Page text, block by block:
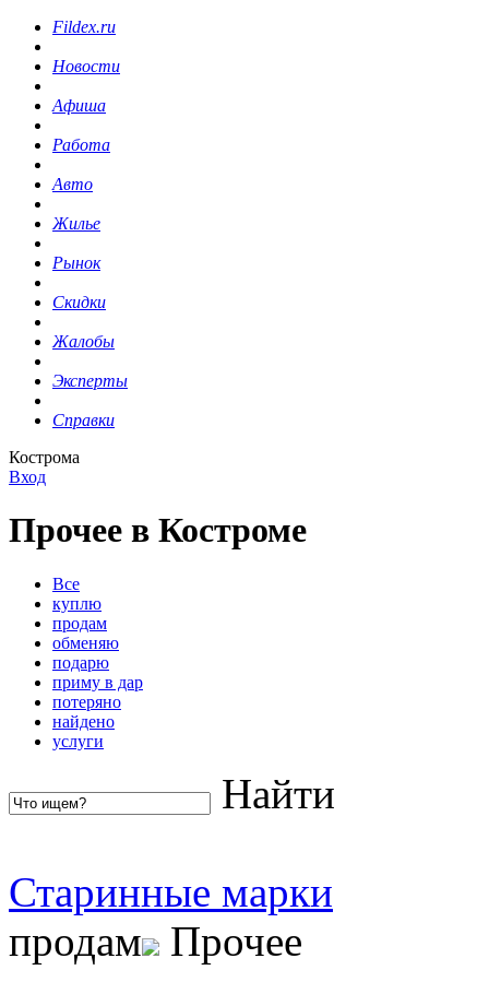
Fildex.ru
Новости
Афиша
Работа
Авто
Жилье
Рынок
Скидки
Жалобы
Эксперты
Справки
Кострома
Вход
Прочее в Костроме
Все
куплю
продам
обменяю
подарю
приму в дар
потеряно
найдено
услуги
Найти
Старинные марки
продам
Прочее